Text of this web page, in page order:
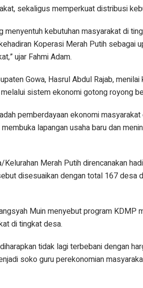
sekaligus memperkuat distribusi
kebutuhan masyarakat di
Koperasi Merah Putih sebagai
ujar Fahmi Adam.
Gowa, Hasrul Abdul Rajab,
sistem ekonomi gotong royong
pemberdayaan ekonomi
lapangan usaha baru dan
Merah Putih direncanakan
disesuaikan dengan total 167 desa
Muin menyebut program KDMP
di tingkat desa.
tidak lagi terbebani dengan
soko guru perekonomian